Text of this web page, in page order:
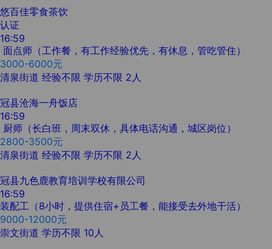
悠百佳零食茶饮
认证
16:59
面点师（工作餐，有工作经验优先，有休息，管吃管住）
3000-6000元
清泉街道 经验不限 学历不限 2人
冠县沧海一舟饭店
16:59
厨师（长白班，周末双休，具体电话沟通，城区岗位）
2800-3500元
清泉街道 经验不限 学历不限 2人
冠县九色鹿教育培训学校有限公司
16:59
装配工（8小时，提供住宿+员工餐，能接受去外地干活）
9000-12000元
崇文街道 学历不限 10人